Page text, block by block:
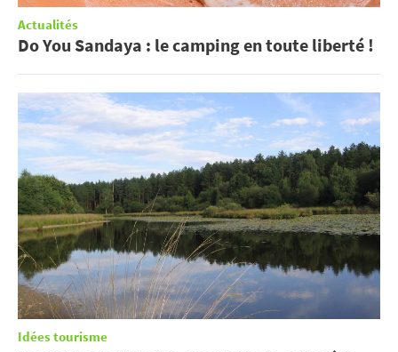
Actualités
Do You Sandaya : le camping en toute liberté !
Idées tourisme